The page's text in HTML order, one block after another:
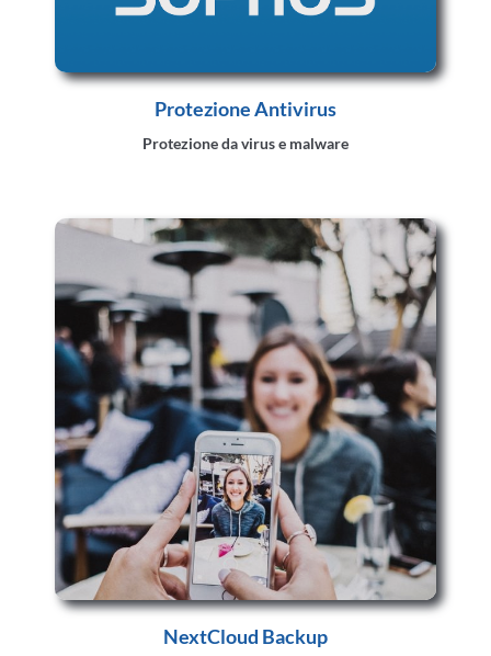
Protezione Antivirus
Protezione da virus e malware
NextCloud Backup